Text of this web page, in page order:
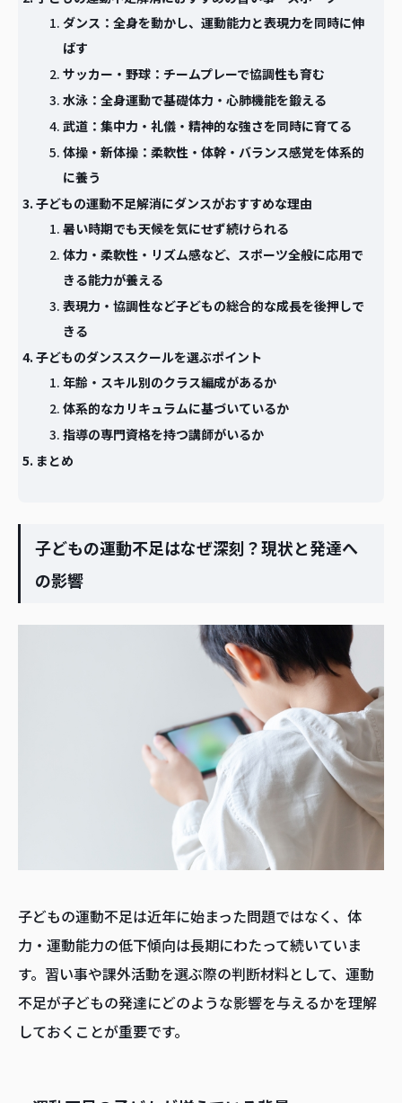
ダンス：全身を動かし、運動能力と表現力を同時に伸
ばす
サッカー・野球：チームプレーで協調性も育む
水泳：全身運動で基礎体力・心肺機能を鍛える
武道：集中力・礼儀・精神的な強さを同時に育てる
体操・新体操：柔軟性・体幹・バランス感覚を体系的
に養う
子どもの運動不足解消にダンスがおすすめな理由
暑い時期でも天候を気にせず続けられる
体力・柔軟性・リズム感など、スポーツ全般に応用で
きる能力が養える
表現力・協調性など子どもの総合的な成長を後押しで
きる
子どものダンススクールを選ぶポイント
年齢・スキル別のクラス編成があるか
体系的なカリキュラムに基づいているか
指導の専門資格を持つ講師がいるか
まとめ
子どもの運動不足はなぜ深刻？現状と発達へ
の影響
子どもの運動不足は近年に始まった問題ではなく、体
力・運動能力の低下傾向は長期にわたって続いていま
す。習い事や課外活動を選ぶ際の判断材料として、運動
不足が子どもの発達にどのような影響を与えるかを理解
しておくことが重要です。